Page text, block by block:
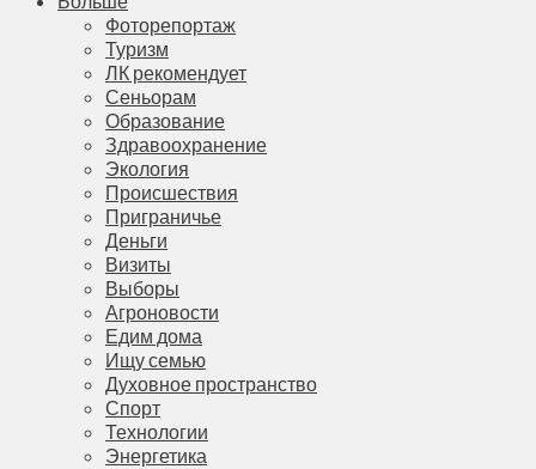
Фоторепортаж
Туризм
ЛК рекомендует
Сеньорам
Образование
Здравоохранение
Экология
Происшествия
Приграничье
Деньги
Визиты
Выборы
Агроновости
Едим дома
Ищу семью
Духовное пространство
Спорт
Технологии
Энергетика